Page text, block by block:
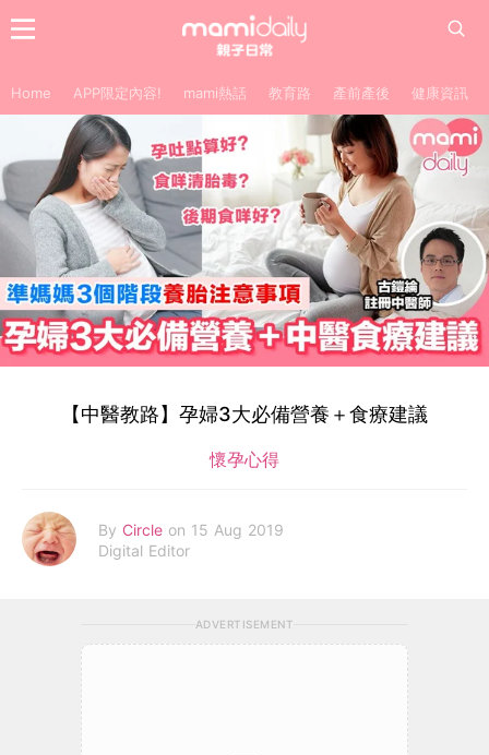
Home APP限定內容! mami熱話 教育路 產前產後 健康資訊
【中醫教路】孕婦3大必備營養＋食療建議
懷孕心得
By Circle on 15 Aug 2019
Digital Editor
ADVERTISEMENT